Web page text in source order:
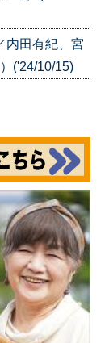
内田有紀、宮
('24/10/15)